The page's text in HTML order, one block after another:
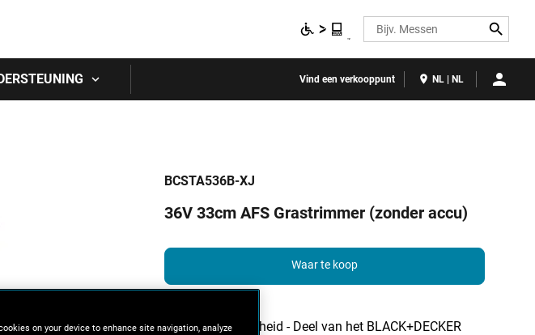
Search
Vind een verkooppunt NL | NL
BCSTA536B-XJ
36V 33cm AFS Grastrimmer (zonder accu)
Waar te koop
Snoerloze vrijheid - Deel van het BLACK+DECKER
on your device to enhance site navigation, analyze